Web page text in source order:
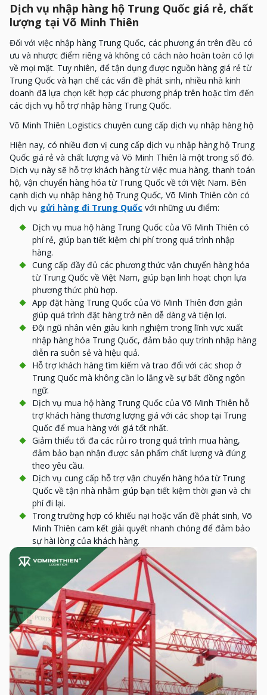
Dịch vụ nhập hàng hộ Trung Quốc giá rẻ, chất
lượng tại Võ Minh Thiên
Đối với việc nhập hàng Trung Quốc, các phương án trên đều có
ưu và nhược điểm riêng và không có cách nào hoàn toàn có lợi
về mọi mặt. Tuy nhiên, để tận dụng được nguồn hàng giá rẻ từ
Trung Quốc và hạn chế các vấn đề phát sinh, nhiều nhà kinh
doanh đã lựa chọn kết hợp các phương pháp trên hoặc tìm đến
các dịch vụ hỗ trợ nhập hàng Trung Quốc.
Võ Minh Thiên Logistics chuyên cung cấp dịch vụ nhập hàng hộ
Hiện nay, có nhiều đơn vị cung cấp dịch vụ nhập hàng hộ Trung
Quốc giá rẻ và chất lượng và Võ Minh Thiên là một trong số đó.
Dịch vụ này sẽ hỗ trợ khách hàng từ việc mua hàng, thanh toán
hộ, vận chuyển hàng hóa từ Trung Quốc về tới Việt Nam. Bên
cạnh dịch vụ nhập hàng hộ Trung Quốc, Võ Minh Thiên còn có
dịch vụ gửi hàng đi Trung Quốc với những ưu điểm:
Dịch vụ mua hộ hàng Trung Quốc của Võ Minh Thiên có
phí rẻ, giúp bạn tiết kiệm chi phí trong quá trình nhập
hàng.
Cung cấp đầy đủ các phương thức vận chuyển hàng hóa
từ Trung Quốc về Việt Nam, giúp bạn linh hoạt chọn lựa
phương thức phù hợp.
App đặt hàng Trung Quốc của Võ Minh Thiên đơn giản
giúp quá trình đặt hàng trở nên dễ dàng và tiện lợi.
Đội ngũ nhân viên giàu kinh nghiệm trong lĩnh vực xuất
nhập hàng hóa Trung Quốc, đảm bảo quy trình nhập hàng
diễn ra suôn sẻ và hiệu quả.
Hỗ trợ khách hàng tìm kiếm và trao đổi với các shop ở
Trung Quốc mà không cần lo lắng về sự bất đồng ngôn
ngữ.
Dịch vụ mua hộ hàng Trung Quốc của Võ Minh Thiên hỗ
trợ khách hàng thương lượng giá với các shop tại Trung
Quốc để mua hàng với giá tốt nhất.
Giảm thiểu tối đa các rủi ro trong quá trình mua hàng,
đảm bảo bạn nhận được sản phẩm chất lượng và đúng
theo yêu cầu.
Dịch vụ cung cấp hỗ trợ vận chuyển hàng hóa từ Trung
Quốc về tận nhà nhằm giúp bạn tiết kiệm thời gian và chi
phí đi lại.
Trong trường hợp có khiếu nại hoặc vấn đề phát sinh, Võ
Minh Thiên cam kết giải quyết nhanh chóng để đảm bảo
sự hài lòng của khách hàng.